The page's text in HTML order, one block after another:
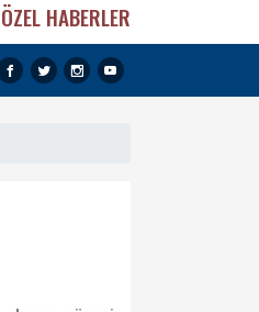
ÖZEL HABERLER